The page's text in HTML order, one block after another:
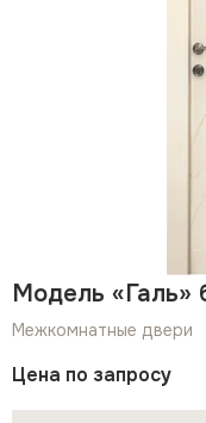
Модель «Галь»
Межкомнатные двери
Цена по запросу